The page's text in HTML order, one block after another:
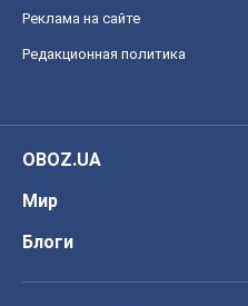
Реклама на сайте
Редакционная политика
OBOZ.UA
Мир
Блоги